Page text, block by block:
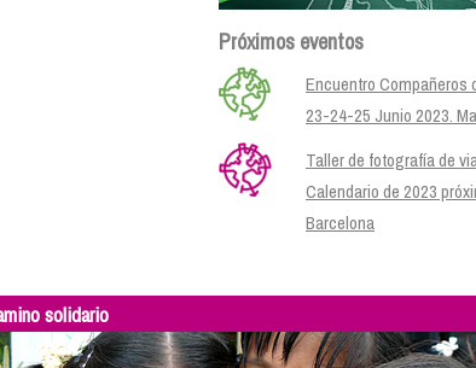
Próximos eventos
Encuentro Compañeros
23-24-25 Junio 2023.
Taller de fotografía de
Calendario de 2023
Barcelona
solidario